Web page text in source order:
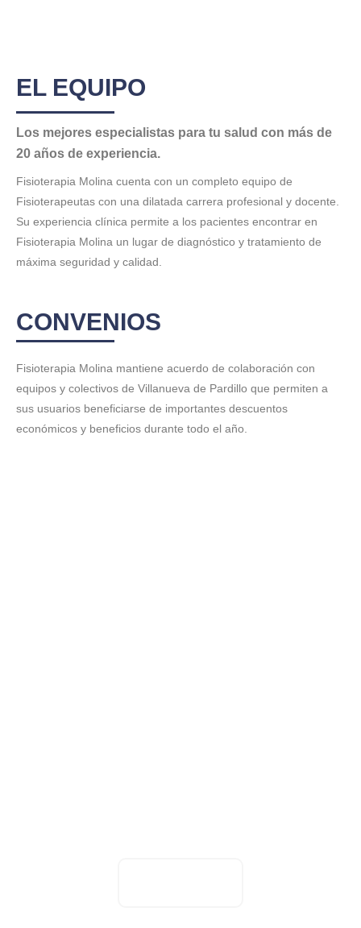
EL EQUIPO
Los mejores especialistas para tu salud con más de
20 años de experiencia.
Fisioterapia Molina cuenta con un completo equipo de
Fisioterapeutas con una dilatada carrera profesional y docente.
Su experiencia clínica permite a los pacientes encontrar en
Fisioterapia Molina un lugar de diagnóstico y tratamiento de
máxima seguridad y calidad.
CONVENIOS
Fisioterapia Molina mantiene acuerdo de colaboración con
equipos y colectivos de Villanueva de Pardillo que permiten a
sus usuarios beneficiarse de importantes descuentos
económicos y beneficios durante todo el año.